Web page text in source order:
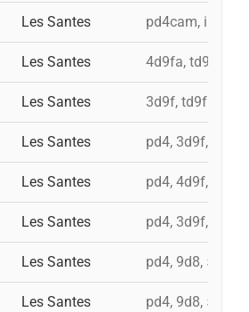
Les Santes pd4cam, i
Les Santes 4d9fa, td9fm, i
Les Santes 3d9f, td9fm,
Les Santes pd4, 3d9f,
Les Santes pd4, 4d9f,
Les Santes pd4, 3d9f,
Les Santes pd4, 9d8, 5d9f,
Les Santes pd4, 9d8, 5d9f,